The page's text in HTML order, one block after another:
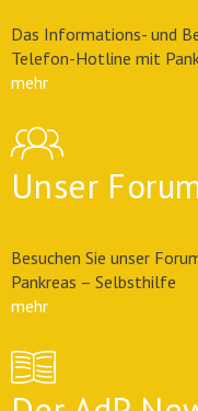
Das Informations- und
Telefon-Hotline mit
mehr
Unser
Besuchen Sie unser
Pankreas – Selbsthilfe
mehr